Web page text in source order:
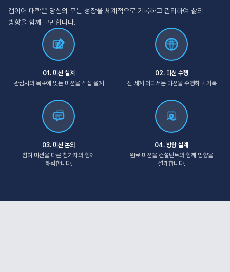
갭이어 대학은 당신의 모든 성장을 체계적으로 기록하고 관리하여 삶의
방향을 함께 고민합니다.
01. 미션 설계
관심사와 목표에 맞는 미션을 직접 설계
02. 미션 수행
전 세계 어디서든 미션을 수행하고 기록
03. 미션 논의
참여 미션을 다른 참가자와 함께
해석합니다.
04. 방향 설계
완료 미션을 컨설턴트와 함께 방향을
설계합니다.